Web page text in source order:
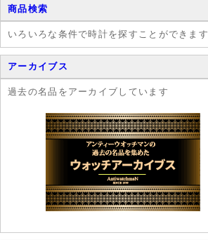
商品検索
いろいろな条件で時計を探すことができます
アーカイブス
過去の名品をアーカイブしています